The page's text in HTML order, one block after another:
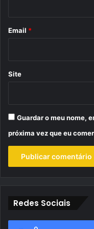
*
Email *
Site
Guardar o meu nome,
próxima vez que eu
Redes Sociais